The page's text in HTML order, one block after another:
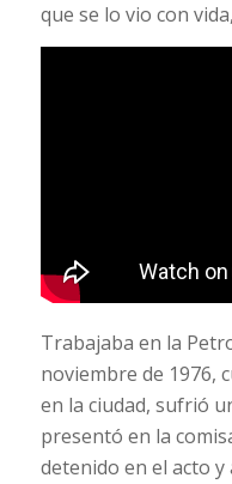
que se lo vio con
Trabajaba en la
noviembre de 1976,
en la ciudad, sufrió
presentó en la
detenido en el acto